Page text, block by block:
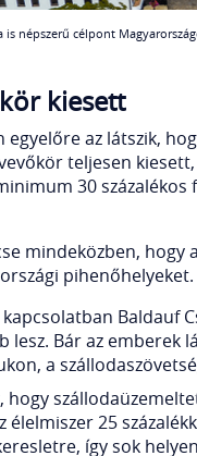
is népszerű célpont
kiesett
egyelőre az látszik,
teljesen
30
mindeközben, hogy
pihenőhelyeket.
Baldauf
lesz. Bár az emberek
a
hogy
élelmiszer 25
így sok